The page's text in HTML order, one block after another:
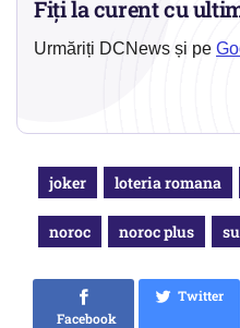
Fiți la curent cu
Urmăriți DCNews și pe
joker loteria romana
noroc noroc plus
Facebook
Twitter